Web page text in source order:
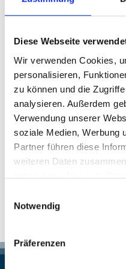
Diese Webseite
Wir verwenden Cookies,
personalisieren,
zu können und die
analysieren. Außerdem
Verwendung unserer
soziale Medien, Werbung
Partner führen diese
weiteren Daten
haben oder die sie im
Notwendig
Präferenzen
externen
von teurem Zahnersatz an
Sie haben dort die
zu zahlen und sie selbst
und die Laufzeit sein
Monaten betragen. Gar
Ihnen, soweit Sie Ihre
begleichen.
Sprechen Sie mit uns –